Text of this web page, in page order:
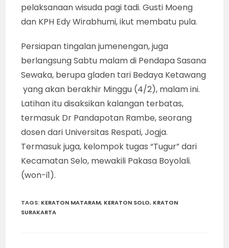
pelaksanaan wisuda pagi tadi. Gusti Moeng
dan KPH Edy Wirabhumi, ikut membatu pula.
Persiapan tingalan jumenengan, juga
berlangsung Sabtu malam di Pendapa Sasana
Sewaka, berupa gladen tari Bedaya Ketawang
yang akan berakhir Minggu (4/2), malam ini.
Latihan itu disaksikan kalangan terbatas,
termasuk Dr Pandapotan Rambe, seorang
dosen dari Universitas Respati, Jogja.
Termasuk juga, kelompok tugas “Tugur” dari
Kecamatan Selo, mewakili Pakasa Boyolali.
(won-i1).
TAGS: KERATON MATARAM, KERATON SOLO, KRATON
SURAKARTA